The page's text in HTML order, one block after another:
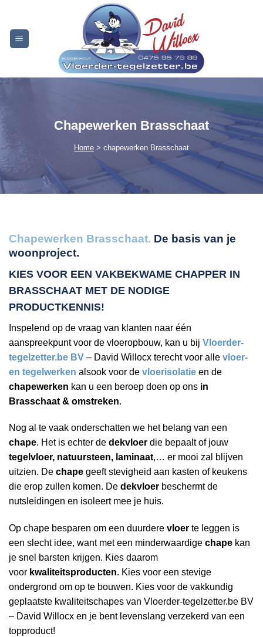
content
Chapewerken Brasschaat
Home > chapewerken Brasschaat
Chapewerken Brasschaat. De basis van je
woonproject.
KIES VOOR EEN VAKBEKWAME CHAPPER IN
BRASSCHAAT MET DE NODIGE
PRODUCTKENNIS!
Inspelend op de vraag van klanten naar één
aanspreekpunt voor de vloeropbouw, kan u bij Vloerder-
tegelzetter.be BV – David Willocx terecht voor alle vloer-
en tegelwerken alsook voor de vloerisolatie en de
chapewerken kan u een beroep doen op ons in
Brasschaat & omstreken.
Nog al te vaak onderschatten we het belang van een
chape. Het is echter de dekvloer die bepaalt of jouw
tegelvloer, natuursteen, laminaat,… er mooi zal blijven
uitzien. De chape geeft stevigheid aan kasten of keukens
die erop zullen komen. De dekvloer beschermt de
nutsleidingen en isoleert mee je huis.
Op chape besparen om een duurdere vloer te leggen is
een slecht idee, want met een minderwaardige chape kan
je snel barsten krijgen. Kies daarom
voor kwaliteitsproducten. Kies voor een stevige
ondergrond om op te bouwen. Kies voor de vakkundig
geplaatste kwaliteitschapes van Vloerder-tegelzetter.be BV
– David Willocx en je bent levenslang verzekerd van een
topproduct!